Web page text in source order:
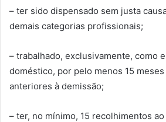
– ​​ter sido dispensado sem justa
demais categorias profissionais;
– trabalhado, exclusivamente, como
doméstico, por pelo menos 15
anteriores à demissão;
– ter, no mínimo, 15 recolhimentos ao